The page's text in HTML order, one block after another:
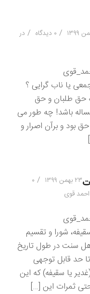
/ ۰ دیدگاه / در
#جلسه_۳۴۹ عقل جمعی یا ناب گرایی ؟
حق طلبان و حق
باشد! چه طور می
بود و برآن اصرار و
۲۳ بهمن ۱۳۹۹ / ۰
احمد قوی
#جلسه_۳۴۸ ما و سقیفه، شورا و تقسیم
سنت در طول تاریخ
تا حد قابل توجهی
یا سقیفه) که این
ثمرات این […]